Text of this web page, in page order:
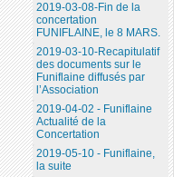
2019-03-08-Fin de la
concertation
FUNIFLAINE, le 8 MARS.
2019-03-10-Recapitulatif
des documents sur le
Funiflaine diffusés par
l’Association
2019-04-02 - Funiflaine
Actualité de la
Concertation
2019-05-10 - Funiflaine,
la suite